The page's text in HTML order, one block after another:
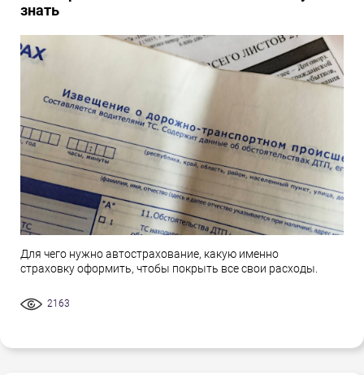
знать
Для чего нужно автострахование, какую именно
страховку оформить, чтобы покрыть все свои расходы.
2163